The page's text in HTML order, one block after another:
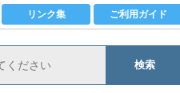
リンク集 ご利用ガイド
検索